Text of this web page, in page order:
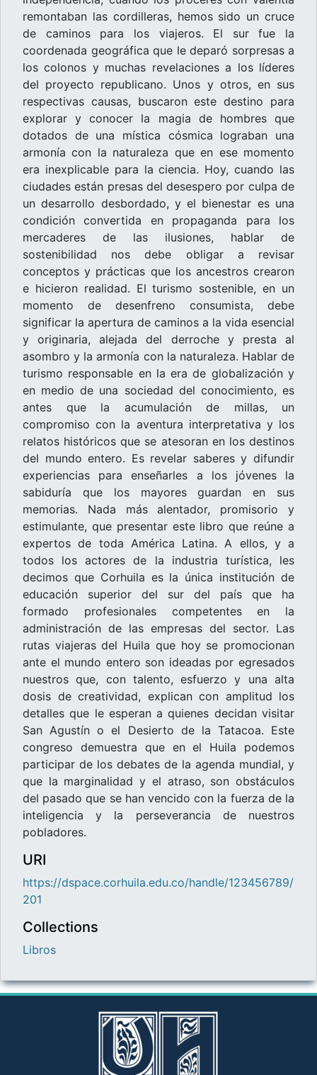
remontaban las cordilleras, hemos sido un cruce
de caminos para los viajeros. El sur fue la
coordenada geográfica que le deparó sorpresas a
los colonos y muchas revelaciones a los líderes
del proyecto republicano. Unos y otros, en sus
respectivas causas, buscaron este destino para
explorar y conocer la magia de hombres que
dotados de una mística cósmica lograban una
armonía con la naturaleza que en ese momento
era inexplicable para la ciencia. Hoy, cuando las
ciudades están presas del desespero por culpa de
un desarrollo desbordado, y el bienestar es una
condición convertida en propaganda para los
mercaderes de las ilusiones, hablar de
sostenibilidad nos debe obligar a revisar
conceptos y prácticas que los ancestros crearon
e hicieron realidad. El turismo sostenible, en un
momento de desenfreno consumista, debe
significar la apertura de caminos a la vida esencial
y originaria, alejada del derroche y presta al
asombro y la armonía con la naturaleza. Hablar de
turismo responsable en la era de globalización y
en medio de una sociedad del conocimiento, es
antes que la acumulación de millas, un
compromiso con la aventura interpretativa y los
relatos históricos que se atesoran en los destinos
del mundo entero. Es revelar saberes y difundir
experiencias para enseñarles a los jóvenes la
sabiduría que los mayores guardan en sus
memorias. Nada más alentador, promisorio y
estimulante, que presentar este libro que reúne a
expertos de toda América Latina. A ellos, y a
todos los actores de la industria turística, les
decimos que Corhuila es la única institución de
educación superior del sur del país que ha
formado profesionales competentes en la
administración de las empresas del sector. Las
rutas viajeras del Huila que hoy se promocionan
ante el mundo entero son ideadas por egresados
nuestros que, con talento, esfuerzo y una alta
dosis de creatividad, explican con amplitud los
detalles que le esperan a quienes decidan visitar
San Agustín o el Desierto de la Tatacoa. Este
congreso demuestra que en el Huila podemos
participar de los debates de la agenda mundial, y
que la marginalidad y el atraso, son obstáculos
del pasado que se han vencido con la fuerza de la
inteligencia y la perseverancia de nuestros
pobladores.
URI
https://dspace.corhuila.edu.co/handle/123456789/
201
Collections
Libros